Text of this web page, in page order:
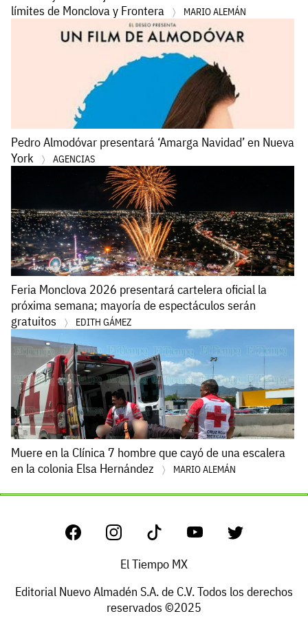
límites de Monclova y Frontera
MARIO ALEMÁN
Pedro Almodóvar presentará ‘Amarga Navidad’ en Nueva
York
AGENCIAS
Feria Monclova 2026 presentará cartelera oficial la
próxima semana; mayoría de espectáculos serán
gratuitos
EDITH GÁMEZ
Muere en la Clínica 7 hombre que cayó de una escalera
en la colonia Elsa Hernández
MARIO ALEMÁN
El Tiempo MX
Editorial Nuevo Almadén S.A. de C.V. Todos los derechos
reservados ©2025